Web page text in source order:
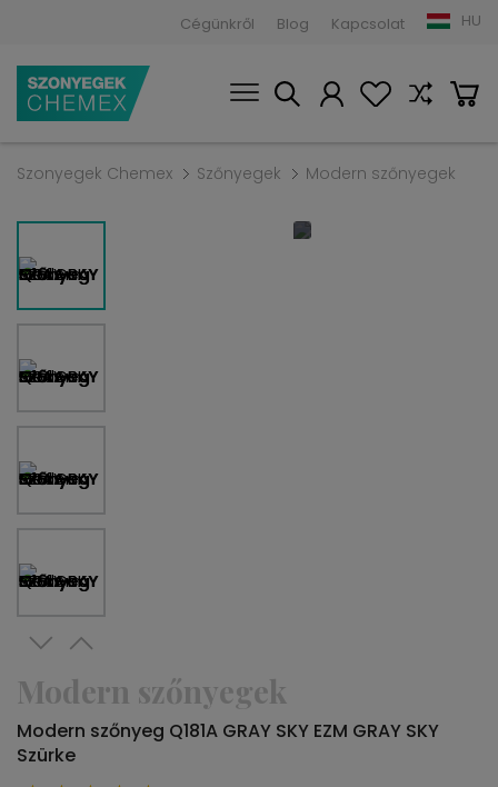
Cégünkről Blog Kapcsolat HU
Szonyegek Chemex Szőnyegek Modern szőnyegek
Modern szőnyegek
Modern szőnyeg Q181A GRAY SKY EZM GRAY SKY
Szürke